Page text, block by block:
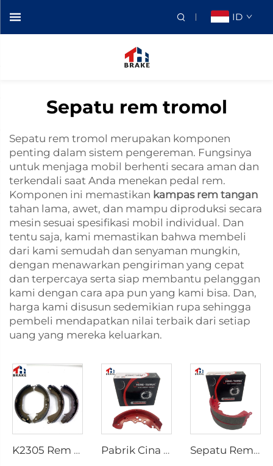
ID
Sepatu rem tromol
Sepatu rem tromol merupakan komponen
penting dalam sistem pengereman. Fungsinya
untuk menjaga mobil berhenti secara aman dan
terkendali saat Anda menekan pedal rem.
Komponen ini memastikan kampas rem tangan
tahan lama, awet, dan mampu diproduksi secara
mesin sesuai spesifikasi mobil individual. Dan
tentu saja, kami memastikan bahwa membeli
dari kami semudah dan senyaman mungkin,
dengan menawarkan pengiriman yang cepat
dan terpercaya serta siap membantu pelanggan
kami dengan cara apa pun yang kami bisa. Dan,
harga kami disusun sedemikian rupa sehingga
pembeli mendapatkan nilai terbaik dari setiap
uang yang mereka keluarkan.
K2305 Rem Belakang untuk Mobil Toyota 04495-35151 Pabrik Cina Sistem Rem Otomatis Break Shoe Rem Mobil Sepatu Rem Belakang Keramik Berkualitas Terbaik untuk Pickup HILUX VI